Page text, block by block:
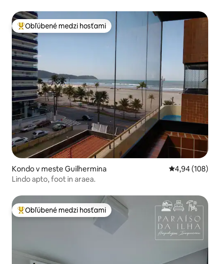
Najobľúbenejšie medzi hosťami
Obľúbené medzi hosťami
Kondo v meste Guilhermina Priemerné
4,94 (108)
Lindo apto, foot in araea.
Najobľúbenejšie medzi hosťami
Obľúbené medzi hosťami